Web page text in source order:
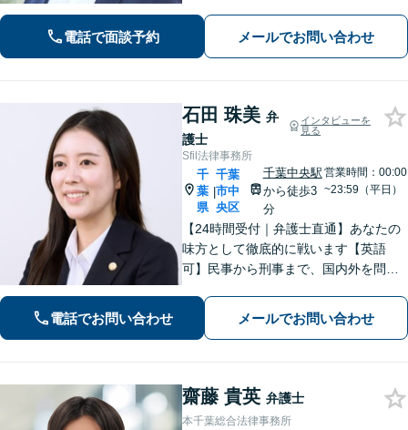
解決を【相続問題】長期案件も忍耐強
く共に戦います【夜間相談可】
電話で面談予約 メールでお問い合わせ
石田 珠美 弁
護士
インタビューを
見る
Sfil法律事務所
千
葉
県
|
千葉
市中
央区
千葉中央駅
から徒歩3
分
営業時間：00:00
~23:59（平日）
【24時間受付｜弁護士直通】あなたの
味方として徹底的に戦います【英語
可】民事から刑事まで、国内外を問わ
タル証拠・資産対応】ソーシャルワー
カー兼司法書士と連携【法テラス・WE
電話でお問い合わせ メールでお問い合わせ
齋藤 貴英 弁護士
本千葉総合法律事務所